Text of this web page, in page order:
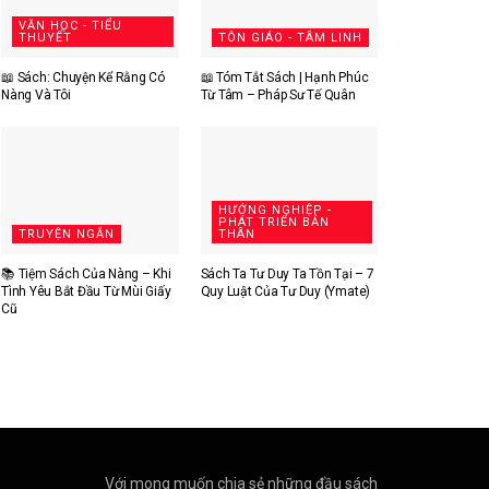
VĂN HỌC - TIỂU
THUYẾT
📖 Sách: Chuyện Kể Rằng Có
Nàng Và Tôi
TÔN GIÁO - TÂM LINH
📖 Tóm Tắt Sách | Hạnh Phúc
Từ Tâm – Pháp Sư Tế Quân
TRUYỆN NGẮN
📚 Tiệm Sách Của Nàng – Khi
Tình Yêu Bắt Đầu Từ Mùi Giấy
Cũ
HƯỚNG NGHIỆP -
PHÁT TRIỂN BẢN
THÂN
Sách Ta Tư Duy Ta Tồn Tại – 7
Quy Luật Của Tư Duy (Ymate)
Với mong muốn chia sẻ những đầu sách